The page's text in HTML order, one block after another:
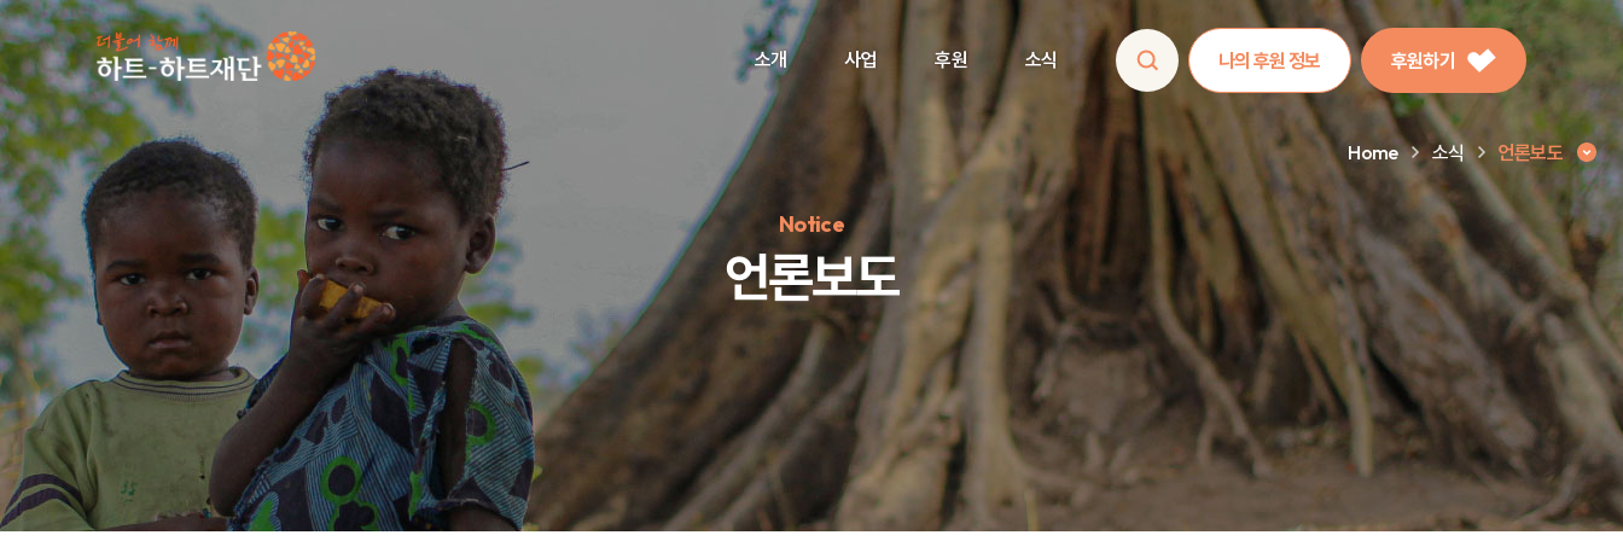
소개 사업 후원 소식 나의 후원 정보 후원하기
인기 키워드 #정기후원 #하트플레이스#캠페인#팬덤후원
Home 소식 언론보도
Notice
언론보도
언론보도